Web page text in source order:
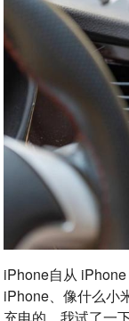
iPhone自从
iPhone、像什么小